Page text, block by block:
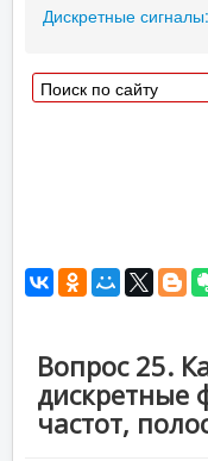
Дискретные
Вопрос 25.
дискретные
частот,